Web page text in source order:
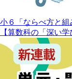
小６「ならべ方と
【算数科の「深い